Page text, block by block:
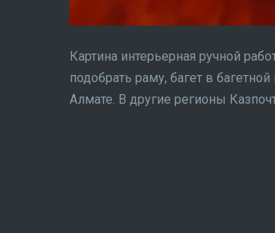
Картина интерьерная ручной
подобрать раму, багет в
Алмате. В другие регионы